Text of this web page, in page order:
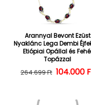
Arannyal Bevont Ezüst
Nyaklánc Lega Dembi
Etiópiai Opállal és
Topázzal
Normál
264.699 Ft 104.000